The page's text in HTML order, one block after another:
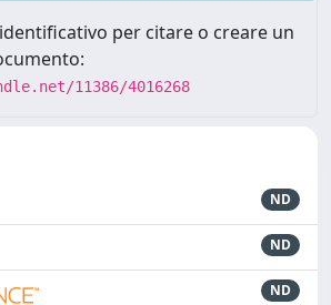
per citare o creare un
11386/4016268
ND
ND
ND